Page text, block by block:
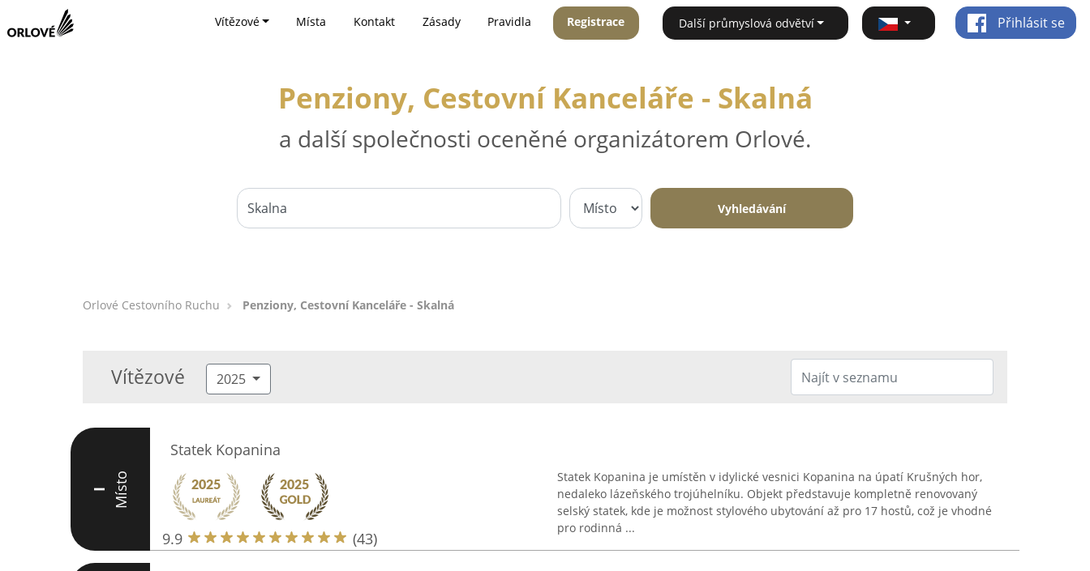
Vítězové Místa Kontakt Zásady Pravidla Registrace Další průmyslová odvětví Přihlásit se
Penziony, Cestovní Kanceláře - Skalná
a další společnosti oceněné organizátorem Orlové.
Vyhledávání
Orlové Cestovního Ruchu Penziony, Cestovní Kanceláře - Skalná
Vítězové 2025
I Místo
Statek Kopanina
9.9 (43)
Statek Kopanina je umístěn v idylické vesnici Kopanina na úpatí Krušných hor,
nedaleko lázeňského trojúhelníku. Objekt představuje kompletně renovovaný
selský statek, kde je možnost stylového ubytování až pro 17 hostů, což je vhodné
pro rodinná ...